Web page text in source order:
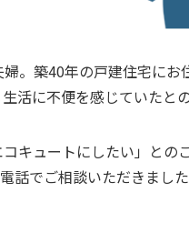
。築40年の戸建住宅に
活に不便を感じていたとの
キュートにしたい」と
話でご相談いただきました